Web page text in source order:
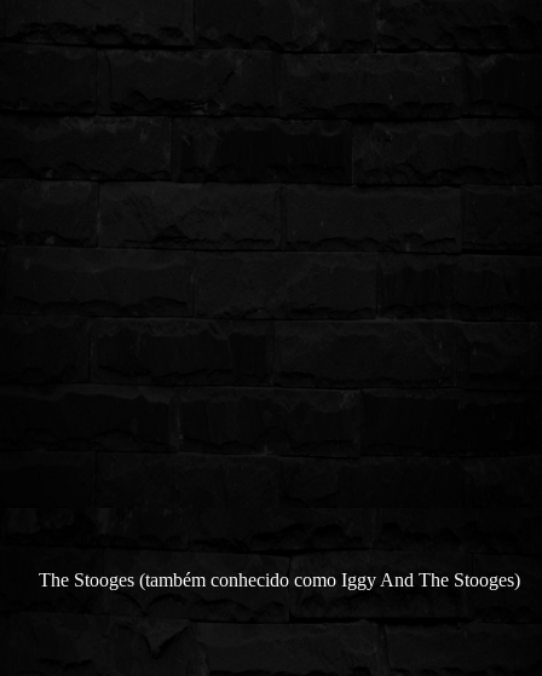
The Stooges (também conhecido como Iggy And The Stooges)